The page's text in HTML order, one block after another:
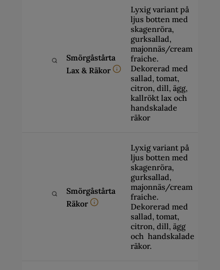
Smörgåstårta
Lax & Räkor
Lyxig variant på
ljus botten med
skagenröra,
gurksallad,
majonnäs/cream
fraiche.
Dekorerad med
sallad, tomat,
citron, dill, ägg,
kallrökt lax och
handskalade
räkor
Smörgåstårta
Räkor
Lyxig variant på
ljus botten med
skagenröra,
gurksallad,
majonnäs/cream
fraiche.
Dekorerad med
sallad, tomat,
citron, dill, ägg
och handskalade
räkor.